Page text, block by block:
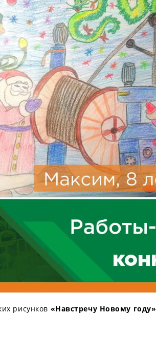
рисунков «Навстречу Новому году»